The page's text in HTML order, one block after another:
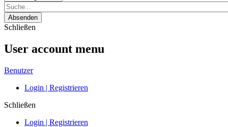
Absenden
Schließen
User account menu
Benutzer
Login | Registrieren
Schließen
Login | Registrieren